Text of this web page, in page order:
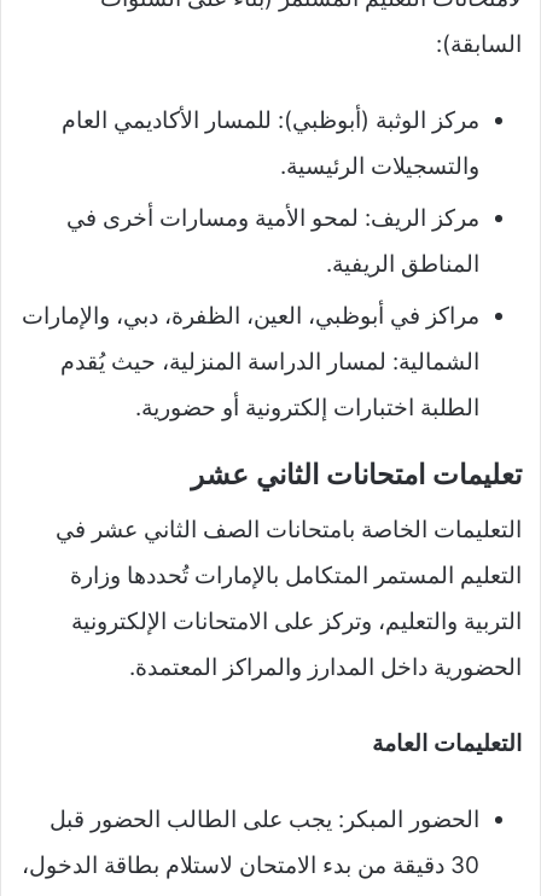
السابقة):
مركز الوثبة (أبوظبي): للمسار الأكاديمي العام
والتسجيلات الرئيسية.
مركز الريف: لمحو الأمية ومسارات أخرى في
المناطق الريفية.
مراكز في أبوظبي، العين، الظفرة، دبي، والإمارات
الشمالية: لمسار الدراسة المنزلية، حيث يُقدم
الطلبة اختبارات إلكترونية أو حضورية.
تعليمات امتحانات الثاني عشر
التعليمات الخاصة بامتحانات الصف الثاني عشر في
التعليم المستمر المتكامل بالإمارات تُحددها وزارة
التربية والتعليم، وتركز على الامتحانات الإلكترونية
الحضورية داخل المدارز والمراكز المعتمدة.
التعليمات العامة
الحضور المبكر: يجب على الطالب الحضور قبل
30 دقيقة من بدء الامتحان لاستلام بطاقة الدخول،